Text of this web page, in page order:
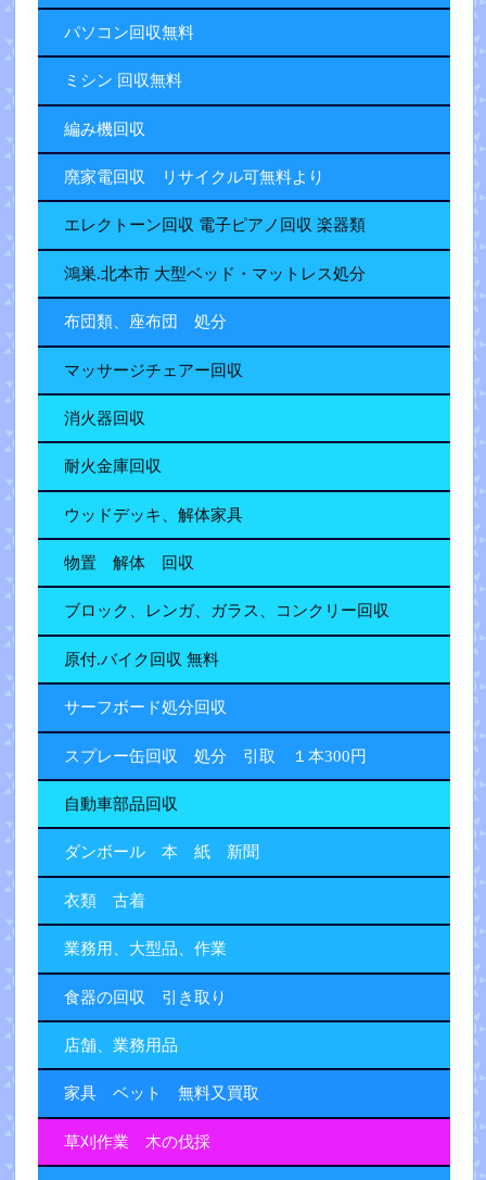
パソコン回収無料
ミシン 回収無料
編み機回収
廃家電回収 リサイクル可無料より
エレクトーン回収 電子ピアノ回収 楽器類
鴻巣.北本市 大型ベッド・マットレス処分
布団類、座布団 処分
マッサージチェアー回収
消火器回収
耐火金庫回収
ウッドデッキ、解体家具
物置 解体 回収
ブロック、レンガ、ガラス、コンクリー回収
原付.バイク回収 無料
サーフボード処分回収
スプレー缶回収 処分 引取 １本300円
自動車部品回収
ダンボール 本 紙 新聞
衣類 古着
業務用、大型品、作業
食器の回収 引き取り
店舗、業務用品
家具 ベット 無料又買取
草刈作業 木の伐採